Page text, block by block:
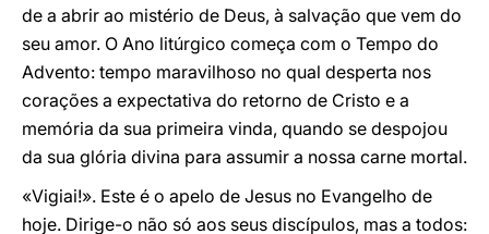
de a abrir ao mistério de Deus, à salvação que vem do
seu amor. O Ano litúrgico começa com o Tempo do
Advento: tempo maravilhoso no qual desperta nos
corações a expectativa do retorno de Cristo e a
memória da sua primeira vinda, quando se despojou
da sua glória divina para assumir a nossa carne mortal.
«Vigiai!». Este é o apelo de Jesus no Evangelho de
hoje. Dirige-o não só aos seus discípulos, mas a todos: